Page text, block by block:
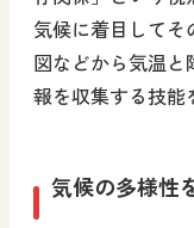
気候に着目して
図などから気温
報を収集する技能
気候の多様性